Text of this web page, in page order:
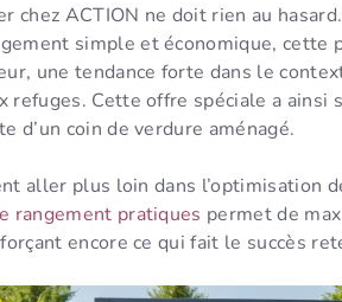
chez ACTION ne doit rien au
simple et économique,
une tendance forte dans le
refuges. Cette offre spéciale a
d’un coin de verdure aménagé.
aller plus loin dans l’optimisation
rangement pratiques permet de
encore ce qui fait le succès